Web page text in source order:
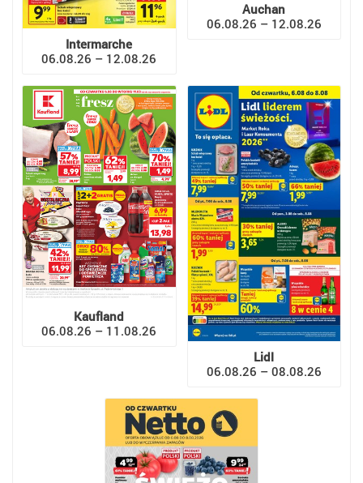
Intermarche
06.08.26 – 12.08.26
Auchan
06.08.26 – 12.08.26
Kaufland
06.08.26 – 11.08.26
Lidl
06.08.26 – 08.08.26